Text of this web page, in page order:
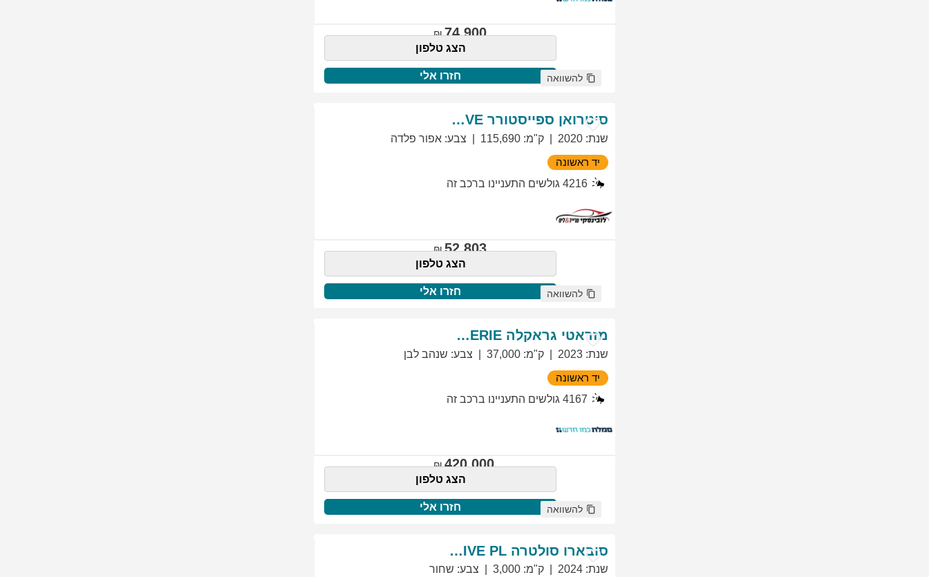
74,900
הצג טלפון
חזרו אלי להשוואה
סיטרואן ספייסטורר EXCLUSIVE
שנת:
2020 ק"מ:
115,690 צבע: אפור פלדה
יד ראשונה
4216 גולשים התעניינו ברכב זה
52,803
הצג טלפון
חזרו אלי להשוואה
מזראטי גראקלה PRIMASERIE
שנת:
2023 ק"מ:
37,000 צבע: שנהב לבן
יד ראשונה
4167 גולשים התעניינו ברכב זה
420,000
הצג טלפון
חזרו אלי להשוואה
סובארו סולטרה EXCLUSIVE PL
שנת:
2024 ק"מ:
3,000 צבע: שחור